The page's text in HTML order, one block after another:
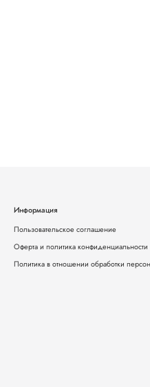
Информация
Пользовательское соглашение
Оферта и политика конфиденциальности
Политика в отношении обработки